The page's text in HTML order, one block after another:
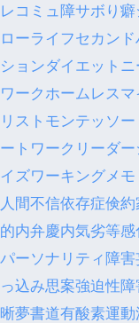
レ コミュ障サボり癖
ローライフセカンド
ションダイエット ニ
ワーク ホームレス マ
リスト モンテッソ
ートワーク リーダ
イズワーキングメモ
人間不信依存症倹約
的内弁慶内気劣等感
パーソナリティ障害
っ込み思案強迫性障
晰夢書道有酸素運動